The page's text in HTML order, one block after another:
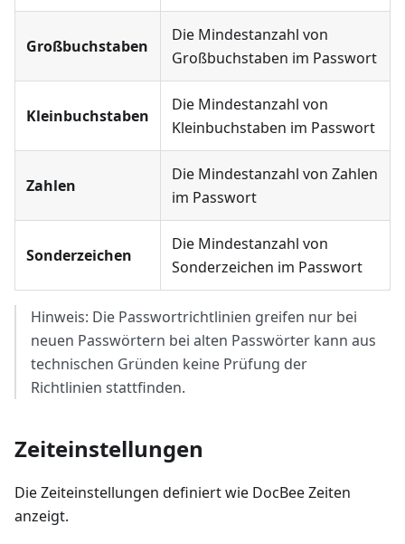
Großbuchstaben
Die Mindestanzahl von
Großbuchstaben im Passwort
Kleinbuchstaben
Die Mindestanzahl von
Kleinbuchstaben im Passwort
Zahlen
Die Mindestanzahl von Zahlen
im Passwort
Sonderzeichen
Die Mindestanzahl von
Sonderzeichen im Passwort
Hinweis: Die Passwortrichtlinien greifen nur bei
neuen Passwörtern bei alten Passwörter kann aus
technischen Gründen keine Prüfung der
Richtlinien stattfinden.
Zeiteinstellungen
Die Zeiteinstellungen definiert wie DocBee Zeiten
anzeigt.